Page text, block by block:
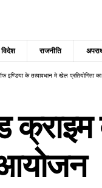
विदेश राजनीति
इण्डिया के तत्वावधान मे खेल प्रतियोगिता
आयोजन